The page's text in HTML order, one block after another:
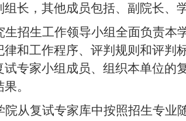
组长，其他成员包括、副院长、
生招生工作领导小组全面负责本
律和工作程序、评判规则和评判
试专家小组成员、组织本单位的
。
院从复试专家库中按照招生专